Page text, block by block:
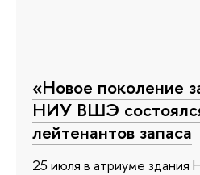
«Новое поколение
НИУ ВШЭ
лейтенантов запаса
25 июля в атриуме